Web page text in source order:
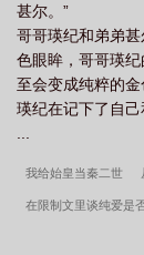
甚尔。”
哥哥瑛纪和弟弟
色眼眸，哥哥瑛
至会变成纯粹的金
瑛纪在记下了自己
我给始皇当秦二世
在限制文里谈纯爱是